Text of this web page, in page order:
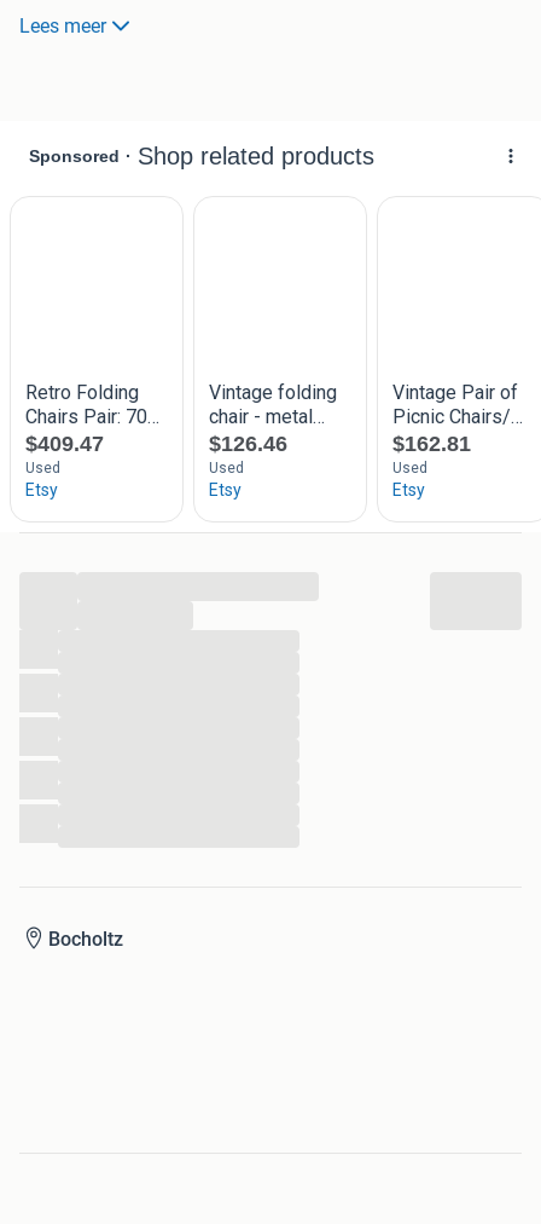
wat gaatjes. Check de foto's. Prijs is erop aangepast.
Lees meer
Bocholtz